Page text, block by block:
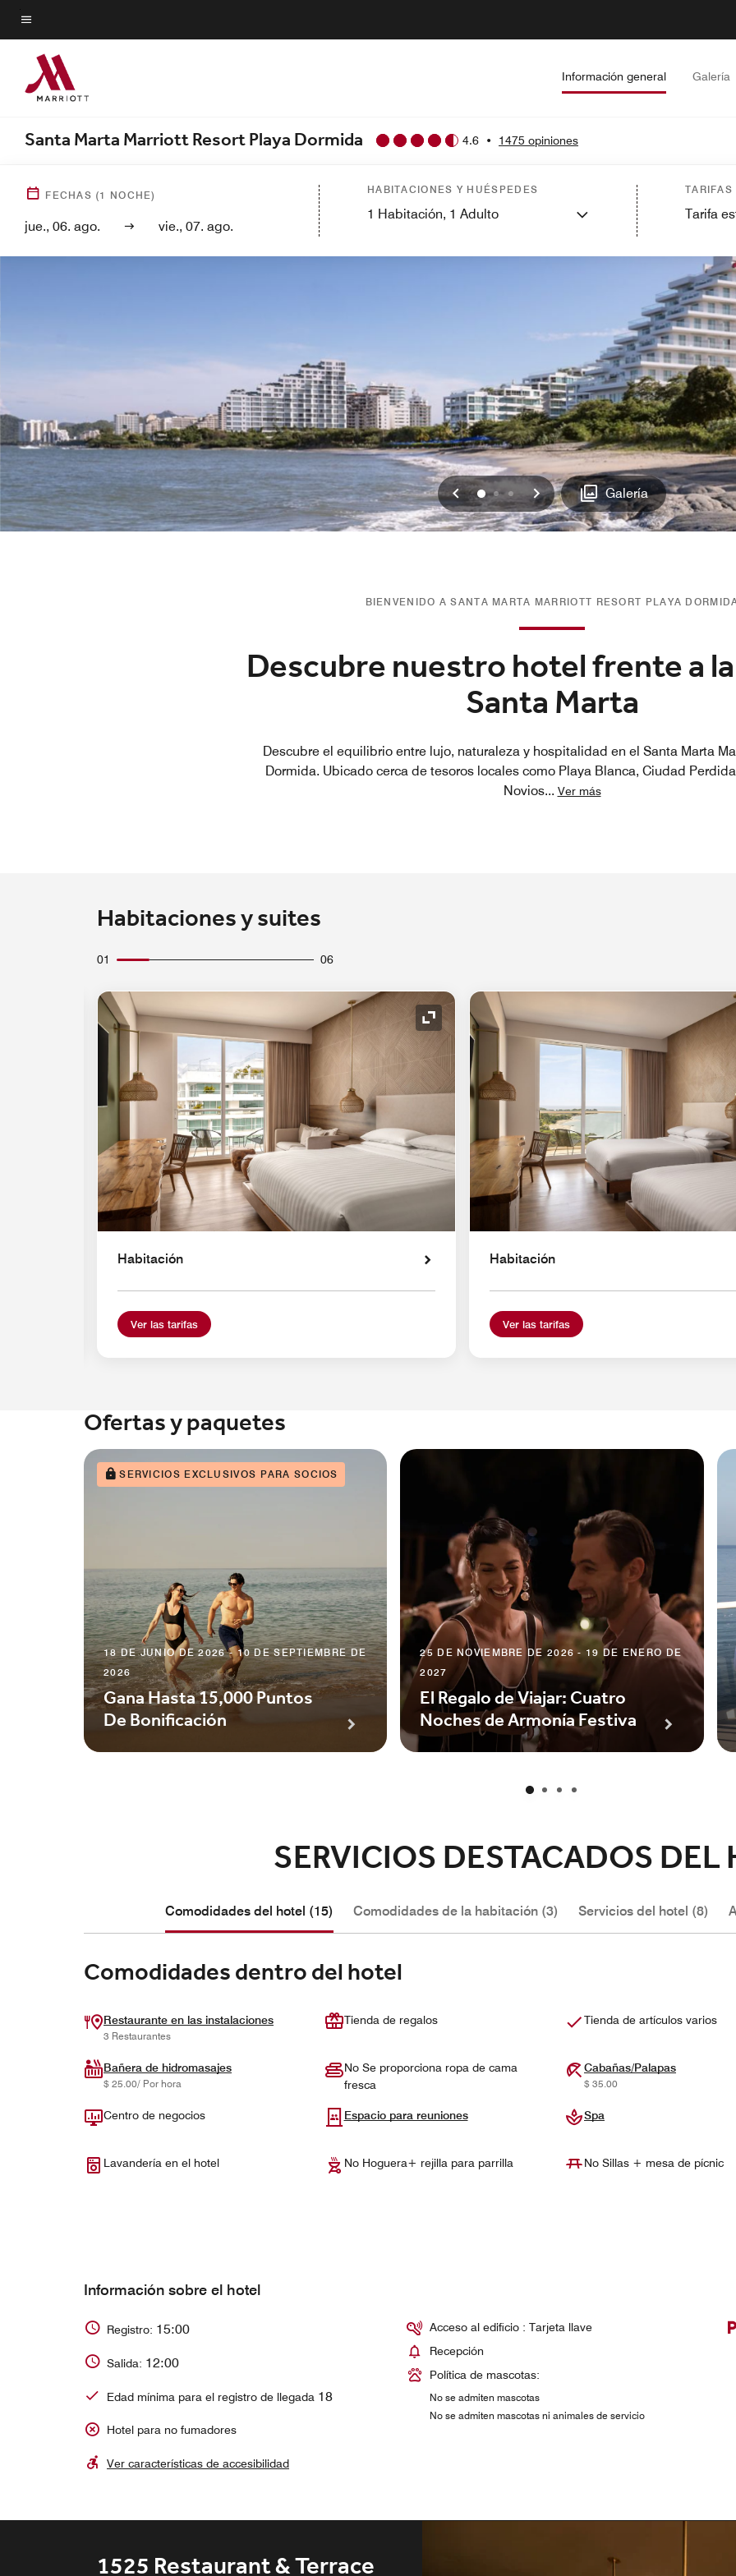
Skip
to
main
content
Texto del menú
Información general Galería
Santa Marta Marriott Resort Playa Dormida 4.6 • 1475 opiniones
FECHAS (1 NOCHE)
jue., 06. ago. vie., 07. ago.
HABITACIONES Y HUÉSPEDES
1 Habitación, 1 Adulto Tarifa
Anterior
01 2 SiguienteGalería
BIENVENIDO A SANTA MARTA MARRIOTT RESORT PLAYA
Descubre nuestro hotel frente a
Santa Marta
Descubre el equilibrio entre lujo, naturaleza y hospitalidad en el Santa Marta
Dormida. Ubicado cerca de tesoros locales como Playa Blanca, Ciudad
Novios... Ver más
Habitaciones y suites
01 06
Icono de expansión Icono de expansión
Habitación
Ver las tarifas
Habitación
Ver las tarifas
Ofertas y paquetes
SERVICIOS EXCLUSIVOS PARA SOCIOS
18 DE JUNIO DE 2026 - 10 DE SEPTIEMBRE DE
2026
Gana Hasta 15,000 Puntos
De Bonificación
25 DE NOVIEMBRE DE 2026 - 19 DE ENERO DE
2027
El Regalo de Viajar: Cuatro
Noches de Armonía Festiva
SERVICIOS DESTACADOS DEL
Comodidades del hotel (15) Comodidades de la habitación (3) Servicios del hotel (8)
Comodidades dentro del hotel
Restaurante en las instalaciones
3 Restaurantes
Tienda de regalos Tienda de artículos varios
Bañera de hidromasajes
$ 25.00/ Por hora
No Se proporciona ropa de cama
fresca
Cabañas/Palapas
$ 35.00
Centro de negocios Espacio para reuniones Spa
Lavandería en el hotel No Hoguera+ rejilla para parrilla No Sillas + mesa de pícnic
Información sobre el hotel
Registro: 15:00
Salida: 12:00
Edad mínima para el registro de llegada 18
Hotel para no fumadores
Ver características de accesibilidad
Acceso al edificio : Tarjeta llave
Recepción
Política de mascotas:
No se admiten mascotas
No se admiten mascotas ni animales de servicio
1525 Restaurant & Terrace
Cayeye Beach Restaurant
Great Room Lobby Bar
Sinku Pool Bar
Chiringuito